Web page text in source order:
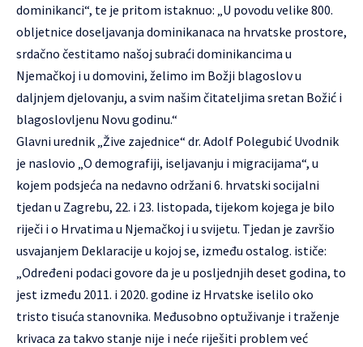
dominikanci“, te je pritom istaknuo: „U povodu velike 800.
obljetnice doseljavanja dominikanaca na hrvatske prostore,
srdačno čestitamo našoj subraći dominikancima u
Njemačkoj i u domovini, želimo im Božji blagoslov u
daljnjem djelovanju, a svim našim čitateljima sretan Božić i
blagoslovljenu Novu godinu.“
Glavni urednik „Žive zajednice“ dr. Adolf Polegubić Uvodnik
je naslovio „O demografiji, iseljavanju i migracijama“, u
kojem podsjeća na nedavno održani 6. hrvatski socijalni
tjedan u Zagrebu, 22. i 23. listopada, tijekom kojega je bilo
riječi i o Hrvatima u Njemačkoj i u svijetu. Tjedan je završio
usvajanjem Deklaracije u kojoj se, između ostalog. ističe:
„Određeni podaci govore da je u posljednjih deset godina, to
jest između 2011. i 2020. godine iz Hrvatske iselilo oko
tristo tisuća stanovnika. Međusobno optuživanje i traženje
krivaca za takvo stanje nije i neće riješiti problem već